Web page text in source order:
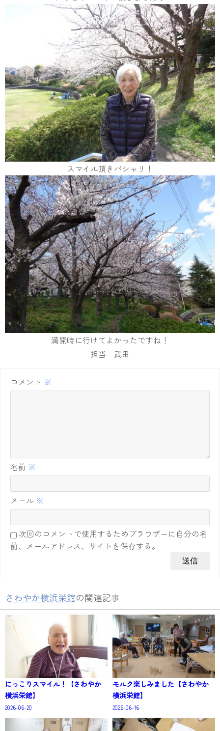
スマイル頂きパシャリ！
満開時に行けてよかったですね！
担当 武田
コメント ※
名前 ※
メール ※
次回のコメントで使用するためブラウザーに自分の名
前、メールアドレス、サイトを保存する。
さわやか横浜栄館の関連記事
にっこりスマイル！【さわやか
横浜栄館】
2026-06-20
モルク楽しみました【さわやか
横浜栄館】
2026-06-16